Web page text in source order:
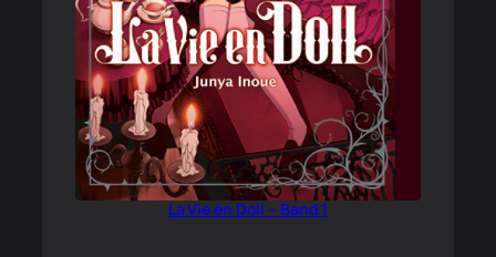
La Vie en Doll – Band 1